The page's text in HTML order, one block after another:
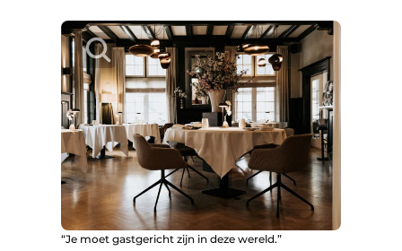
“Je moet gastgericht zijn in deze wereld.”